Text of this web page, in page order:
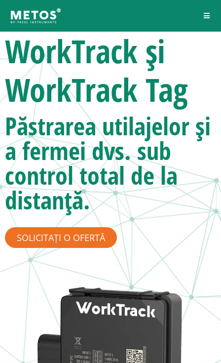
WorkTrack și
WorkTrack Tag
Păstrarea utilajelor și
a fermei dvs.sub
control total de la
distanță.
SOLICITAȚI O OFERTĂ